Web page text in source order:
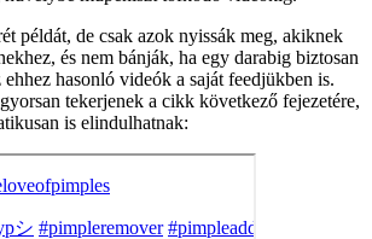
példát, de csak azok nyissák meg, akiknek
és nem bánják, ha egy darabig biztosan
hasonló videók a saját feedjükben is.
tekerjenek a cikk következő fejezetére,
is elindulhatnak: